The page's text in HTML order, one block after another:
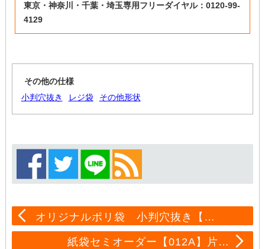
東京・神奈川・千葉・埼玉専用フリーダイヤル：0120-99-
4129
その他の仕様
小判穴抜き
レジ袋 その他形状
オリジナルポリ袋 小判穴抜き【…
紙袋セミオーダー【012A】片…